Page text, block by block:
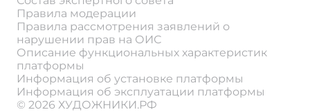
Правила модерации
Правила рассмотрения заявлений о
нарушении прав на ОИС
Описание функциональных характеристик
платформы
Информация об установке платформы
Информация об эксплуатации платформы
© 2026 ХУДОЖНИКИ.РФ